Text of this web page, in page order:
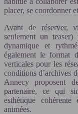
placer, se coordonner
Avant de réserver,
seulement un
dynamique et
également le format
verticales pour les
conditions d’archives
Annecy proposent
partenaire, ce qui
esthétique
animées.